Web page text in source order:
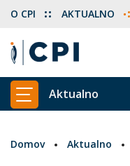
O CPI AKTUALNO
PRIKAŽI GLAVNI MENI
Aktualno
Domov Aktualno